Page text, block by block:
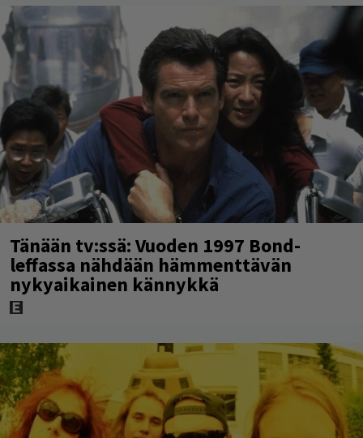
Tänään tv:ssä: Vuoden 1997 Bond-
leffassa nähdään hämmenttävän
nykyaikainen kännykkä